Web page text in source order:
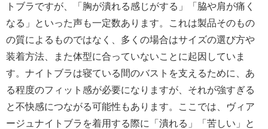
トブラですが、「胸が潰れる感じがする」「脇や肩が痛く
なる」といった声も一定数あります。これは製品そのもの
の質によるものではなく、多くの場合はサイズの選び方や
装着方法、また体型に合っていないことに起因していま
す。ナイトブラは寝ている間のバストを支えるために、あ
る程度のフィット感が必要になりますが、それが強すぎる
と不快感につながる可能性もあります。ここでは、ヴィア
ージュナイトブラを着用する際に「潰れる」「苦しい」と